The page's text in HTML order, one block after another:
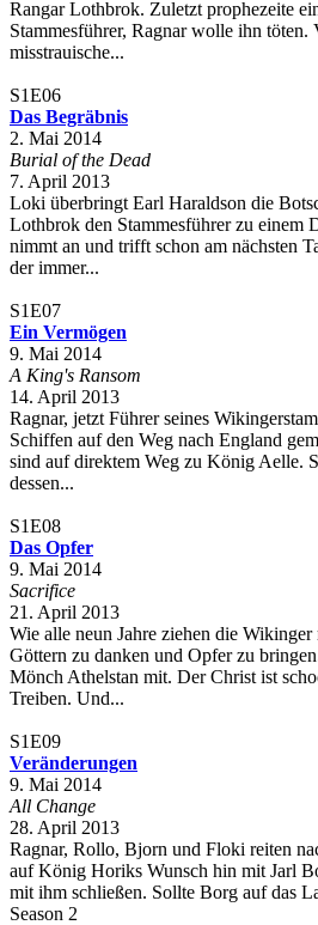
Rangar Lothbrok. Zuletzt prophezeite
Stammesführer, Ragnar wolle ihn töten.
misstrauische...
S1E06
Das Begräbnis
2. Mai 2014
Burial of the Dead
7. April 2013
Loki überbringt Earl Haraldson die
Lothbrok den Stammesführer zu einem
nimmt an und trifft schon am nächsten
der immer...
S1E07
Ein Vermögen
9. Mai 2014
A King's Ransom
14. April 2013
Ragnar, jetzt Führer seines
Schiffen auf den Weg nach England
sind auf direktem Weg zu König Aelle.
dessen...
S1E08
Das Opfer
9. Mai 2014
Sacrifice
21. April 2013
Wie alle neun Jahre ziehen die Wikinger
Göttern zu danken und Opfer zu
Mönch Athelstan mit. Der Christ ist
Treiben. Und...
S1E09
Veränderungen
9. Mai 2014
All Change
28. April 2013
Ragnar, Rollo, Bjorn und Floki reiten
auf König Horiks Wunsch hin mit Jarl
mit ihm schließen. Sollte Borg auf das
Season 2